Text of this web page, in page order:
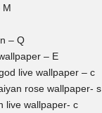
M
– Q
– E
live wallpaper – c
rose wallpaper- s
live wallpaper- c